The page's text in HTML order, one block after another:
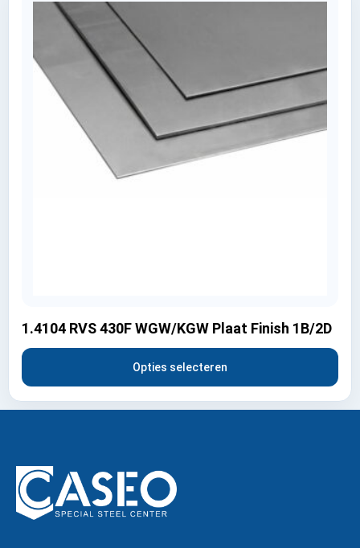
1.4104 RVS 430F WGW/KGW Plaat Finish 1B/2D
Opties selecteren